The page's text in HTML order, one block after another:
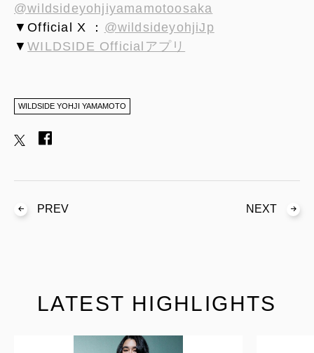
@wildsideyohjiyamamotoosaka
▼Official X ： @wildsideyohjiJp
▼WILDSIDE Officialアプリ
WILDSIDE YOHJI YAMAMOTO
PREV NEXT
LATEST HIGHLIGHTS